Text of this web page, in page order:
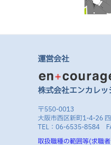
運営会社
株式会社エンカレッ
〒550-0013
大阪市西区新町1-4-26
TEL：06-6535-8584
取扱職種の範囲等(求職